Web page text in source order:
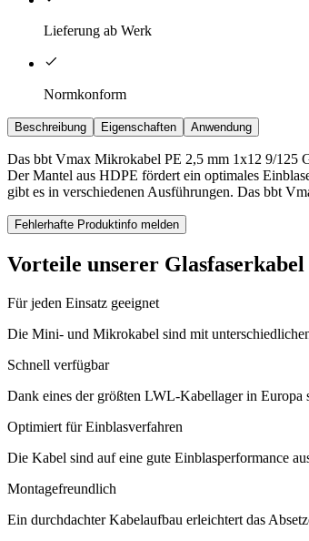
Lieferung ab Werk
Normkonform
Beschreibung Eigenschaften Anwendung
Das bbt Vmax Mikrokabel PE 2,5 mm 1x12 9/125
Der Mantel aus HDPE fördert ein optimales
gibt es in verschiedenen Ausführungen. Das bbt
Fehlerhafte Produktinfo melden
Vorteile unserer Glasfaserkabel
Für jeden Einsatz geeignet
Die Mini- und Mikrokabel sind mit
Schnell verfügbar
Dank eines der größten LWL-Kabellager in
Optimiert für Einblasverfahren
Die Kabel sind auf eine gute Einblasperformance
Montagefreundlich
Ein durchdachter Kabelaufbau erleichtert das